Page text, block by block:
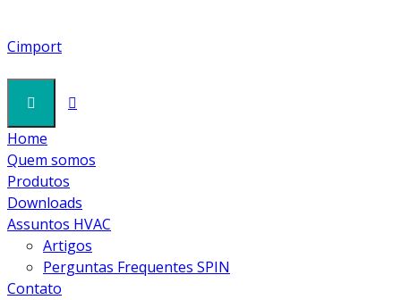
Cimport
Home
Quem somos
Produtos
Downloads
Assuntos HVAC
Artigos
Perguntas Frequentes SPIN
Contato
LINHA BRAVO
Cimport
Products
Linha Bravo
MANGUEIRA P/ VÁCUO 3/8 BRAVO EXTREME FLOW
EF381438R 1/4X3/8 1,5M 800/4000 PSI C/ REGISTRO